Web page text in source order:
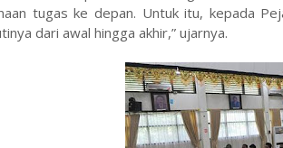
tugas ke depan. Untuk itu, kepada
dari awal hingga akhir,” ujarnya.